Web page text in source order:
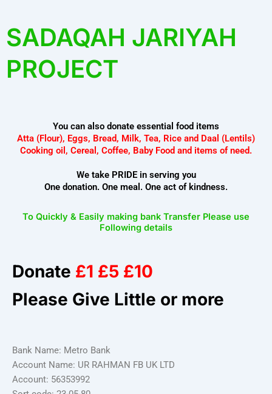
SADAQAH JARIYAH
PROJECT
You can also donate essential food items
Atta (Flour), Eggs, Bread, Milk, Tea, Rice and Daal (Lentils)
Cooking oil, Cereal, Coffee, Baby Food and items of need.
We take PRIDE in serving you
One donation. One meal. One act of kindness.
To Quickly & Easily making bank Transfer Please use
Following details
Donate £1 £5 £10
Please Give Little or more
Bank Name: Metro Bank
Account Name: UR RAHMAN FB UK LTD
Account: 56353992